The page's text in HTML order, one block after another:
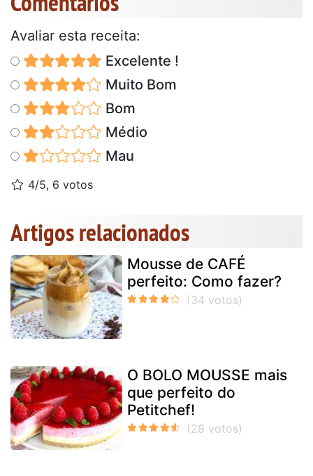
Avaliar esta receita:
Excelente !
Muito Bom
Bom
Médio
Mau
4/5, 6 votos
Artigos relacionados
Mousse de CAFÉ
perfeito: Como fazer?
O BOLO MOUSSE mais
que perfeito do
Petitchef!